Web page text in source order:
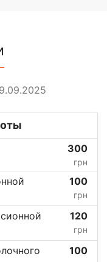
300
грн
100
грн
120
грн
100